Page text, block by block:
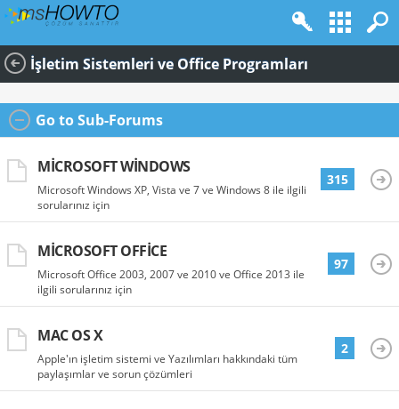
İşletim Sistemleri ve Office Programları
Go to Sub-Forums
MICROSOFT WINDOWS
Microsoft Windows XP, Vista ve 7 ve Windows 8 ile ilgili
sorularınız için
315
MICROSOFT OFFICE
Microsoft Office 2003, 2007 ve 2010 ve Office 2013 ile
ilgili sorularınız için
97
MAC OS X
Apple'ın işletim sistemi ve Yazılımları hakkındaki tüm
paylaşımlar ve sorun çözümleri
2